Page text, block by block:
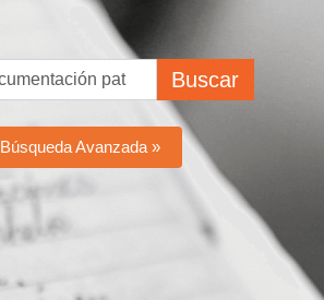
Buscar
Búsqueda Avanzada »